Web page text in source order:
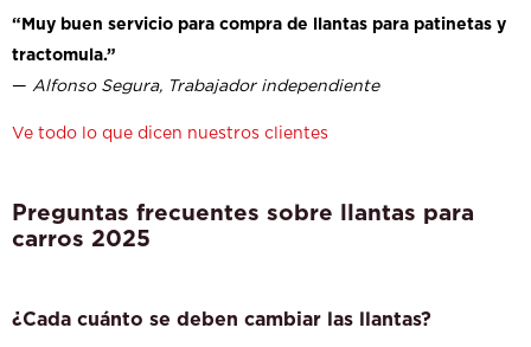
“Muy buen servicio para compra de llantas para patinetas y
tractomula.”
— Alfonso Segura, Trabajador independiente
Ve todo lo que dicen nuestros clientes
Preguntas frecuentes sobre llantas para
carros 2025
¿Cada cuánto se deben cambiar las llantas?